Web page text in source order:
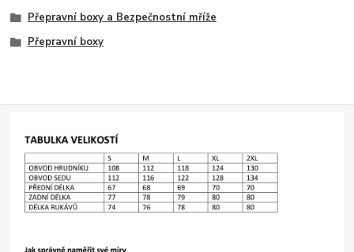
Přepravní boxy a Bezpečnostní mříže
Přepravní boxy